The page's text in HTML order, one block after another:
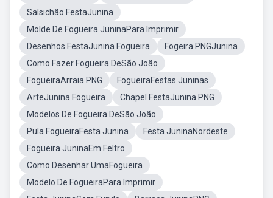
Salsichão FestaJunina
Molde De Fogueira JuninaPara Imprimir
Desenhos FestaJunina Fogueira
Fogeira PNGJunina
Como Fazer Fogueira DeSão João
FogueiraArraia PNG
FogueiraFestas Juninas
ArteJunina Fogueira
Chapel FestaJunina PNG
Modelos De Fogueira DeSão João
Pula FogueiraFesta Junina
Festa JuninaNordeste
Fogueira JuninaEm Feltro
Como Desenhar UmaFogueira
Modelo De FogueiraPara Imprimir